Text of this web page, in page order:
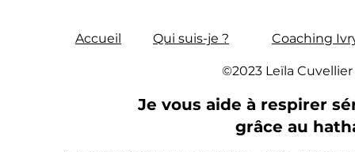
Accueil Qui suis-je ? Coaching
©2023 Leïla
Je vous aide à respirer
grâce au